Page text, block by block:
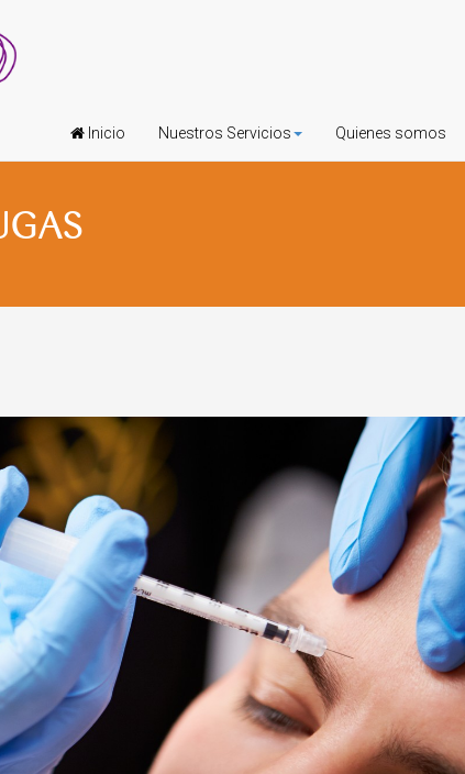
Inicio Nuestros Servicios Quienes somos